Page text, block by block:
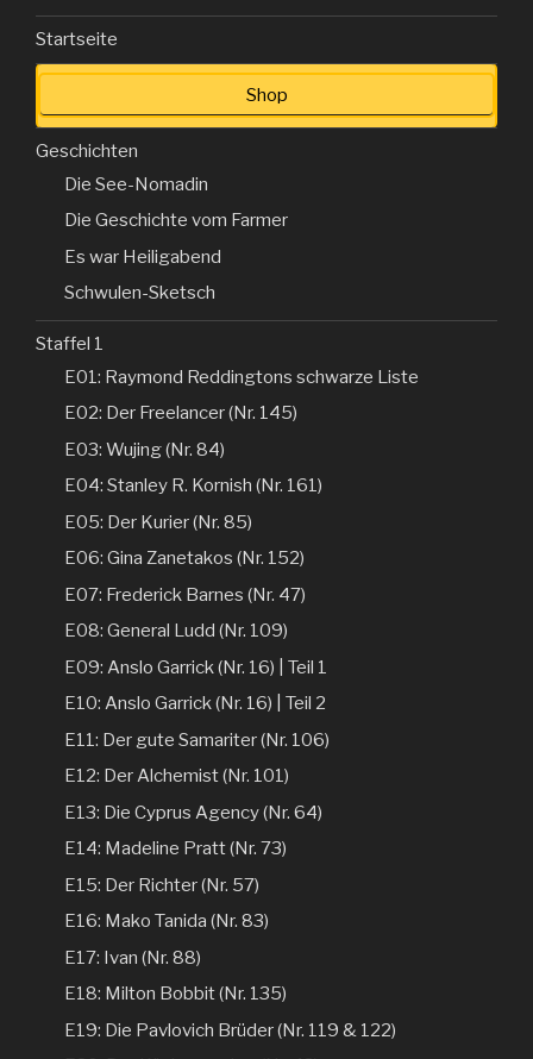
Startseite
Shop
Geschichten
Die See-Nomadin
Die Geschichte vom Farmer
Es war Heiligabend
Schwulen-Sketsch
Staffel 1
E01: Raymond Reddingtons schwarze Liste
E02: Der Freelancer (Nr. 145)
E03: Wujing (Nr. 84)
E04: Stanley R. Kornish (Nr. 161)
E05: Der Kurier (Nr. 85)
E06: Gina Zanetakos (Nr. 152)
E07: Frederick Barnes (Nr. 47)
E08: General Ludd (Nr. 109)
E09: Anslo Garrick (Nr. 16) | Teil 1
E10: Anslo Garrick (Nr. 16) | Teil 2
E11: Der gute Samariter (Nr. 106)
E12: Der Alchemist (Nr. 101)
E13: Die Cyprus Agency (Nr. 64)
E14: Madeline Pratt (Nr. 73)
E15: Der Richter (Nr. 57)
E16: Mako Tanida (Nr. 83)
E17: Ivan (Nr. 88)
E18: Milton Bobbit (Nr. 135)
E19: Die Pavlovich Brüder (Nr. 119 & 122)